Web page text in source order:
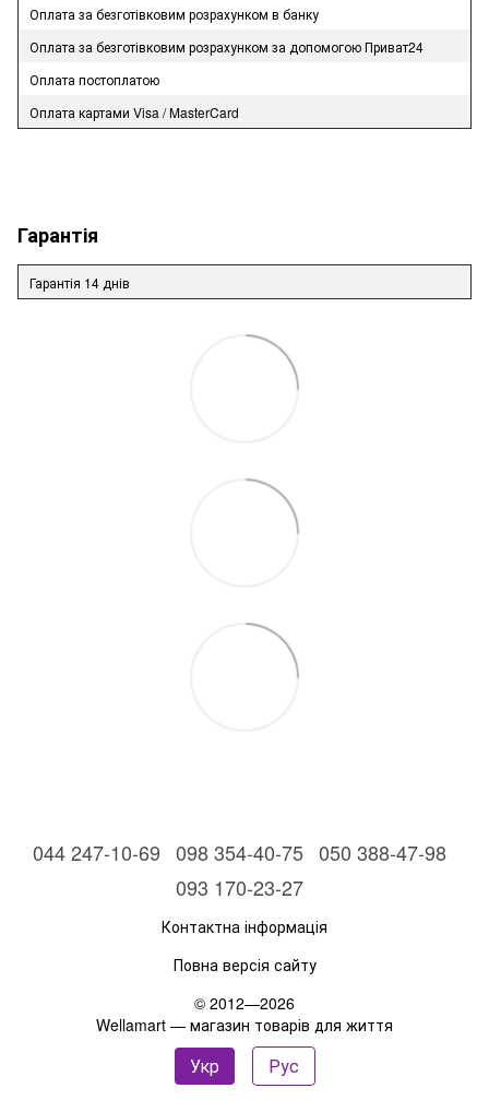
Оплата за безготівковим розрахунком в банку
Оплата за безготівковим розрахунком за допомогою Приват24
Оплата постоплатою
Оплата картами Visa / MasterCard
Гарантія
Гарантія 14 днів
044 247-10-69 098 354-40-75 050 388-47-98
093 170-23-27
Контактна інформація
Повна версія сайту
© 2012—2026
Wellamart — магазин товарів для життя
Укр Рус